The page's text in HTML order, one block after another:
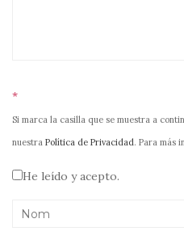
*
Si marca la casilla que se muestra a
nuestra Política de Privacidad. Para más
He leído y acepto.